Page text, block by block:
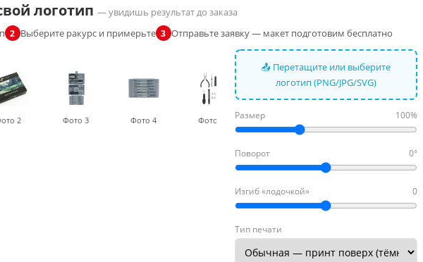
логотип — увидишь результат до заказа
2 Выберите ракурс и примерьте 3 Отправьте заявку — макет подготовим бесплатно
2 Фото 3 Фото 4 Фото 5 Фото 8
📤 Перетащите или выберите
логотип (PNG/JPG/SVG)
Размер 100%
Поворот 0°
Изгиб «лодочкой» 0
Тип печати